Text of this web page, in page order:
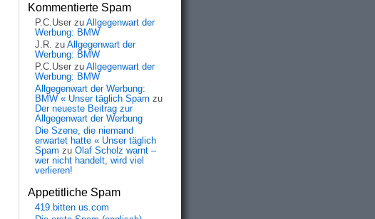
Kommentierte Spam
P.C.User zu Allgegenwart der
Werbung: BMW
J.R. zu Allgegenwart der
Werbung: BMW
P.C.User zu Allgegenwart der
Werbung: BMW
Allgegenwart der Werbung:
BMW « Unser täglich Spam zu
Der neueste Beitrag zur
Allgegenwart der Werbung
Die Szene, die niemand
erwartet hatte « Unser täglich
Spam zu Olaf Scholz warnt –
wer nicht handelt, wird viel
verlieren!
Appetitliche Spam
419.bitten us.com